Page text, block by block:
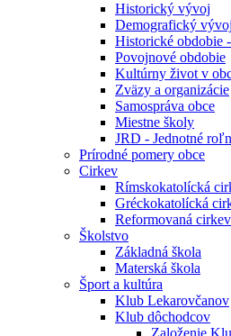
Historický vývoj
Demografický vývoj
Historické obdobie
Povojnové obdobie
Kultúrny život v
Zväzy a organizácie
Samospráva obce
Miestne školy
JRD - Jednotné
Prírodné pomery obce
Cirkev
Rímskokatolícká
Gréckokatolícká
Reformovaná cirkev
Školstvo
Základná škola
Materská škola
Šport a kultúra
Klub Lekarovčanov
Klub dôchodcov
Založenie